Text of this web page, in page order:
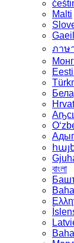
Malti
ภาษ
বাংলা